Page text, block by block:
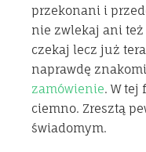
przekonani i
nie zwlekaj ani
czekaj lecz już
naprawdę
zamówienie. W tej
ciemno. Zresztą
świadomym.